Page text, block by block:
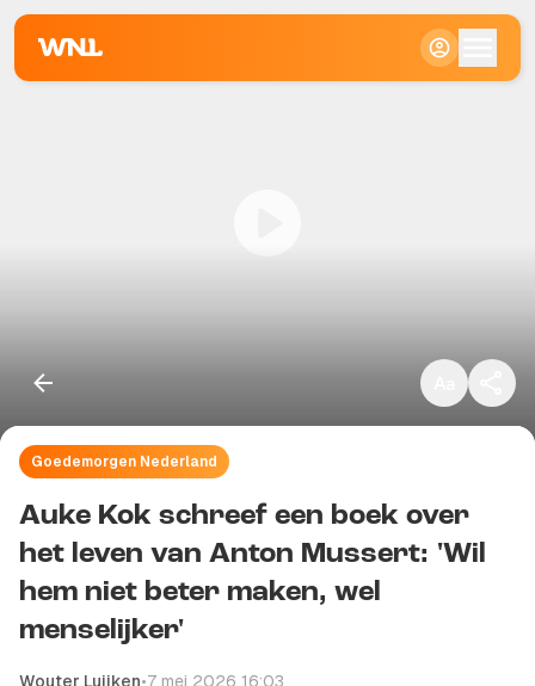
Goedemorgen Nederland
Auke Kok schreef een boek over
het leven van Anton Mussert: 'Wil
hem niet beter maken, wel
menselijker'
Wouter Luijken•7 mei 2026 16:03